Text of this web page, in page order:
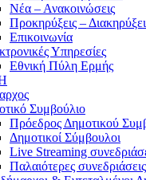
Νέα – Ανακοινώσεις
Προκηρύξεις –
Επικοινωνία
Υπηρεσίες
Εθνική Πύλη Ερμής
Συμβούλιο
Πρόεδρος Δημοτικού
Δημοτικοί Σύμβουλοι
Live Streaming
Παλαιότερες συνεδριάσεις